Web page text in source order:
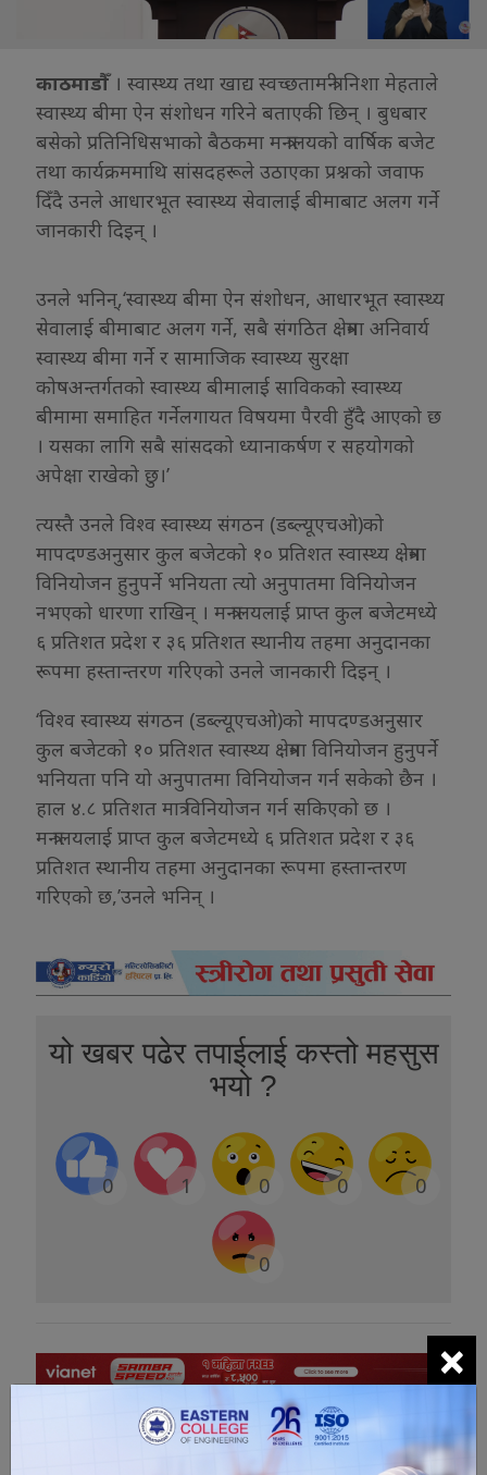
काठमाडौँ । स्वास्थ्य तथा खाद्य स्वच्छतामन्त्री निशा मेहताले
स्वास्थ्य बीमा ऐन संशोधन गरिने बताएकी छिन् । बुधबार
बसेको प्रतिनिधिसभाको बैठकमा मन्त्रालयको वार्षिक बजेट
तथा कार्यक्रममाथि सांसदहरूले उठाएका प्रश्नको जवाफ
दिँदै उनले आधारभूत स्वास्थ्य सेवालाई बीमाबाट अलग गर्ने
जानकारी दिइन् ।
उनले भनिन्,‘स्वास्थ्य बीमा ऐन संशोधन, आधारभूत स्वास्थ्य
सेवालाई बीमाबाट अलग गर्ने, सबै संगठित क्षेत्रमा अनिवार्य
स्वास्थ्य बीमा गर्ने र सामाजिक स्वास्थ्य सुरक्षा
कोषअन्तर्गतको स्वास्थ्य बीमालाई साविकको स्वास्थ्य
बीमामा समाहित गर्नेलगायत विषयमा पैरवी हुँदै आएको छ
। यसका लागि सबै सांसदको ध्यानाकर्षण र सहयोगको
अपेक्षा राखेको छु।’
त्यस्तै उनले विश्व स्वास्थ्य संगठन (डब्ल्यूएचओ)को
मापदण्डअनुसार कुल बजेटको १० प्रतिशत स्वास्थ्य क्षेत्रमा
विनियोजन हुनुपर्ने भनियता त्यो अनुपातमा विनियोजन
नभएको धारणा राखिन् । मन्त्रालयलाई प्राप्त कुल बजेटमध्ये
६ प्रतिशत प्रदेश र ३६ प्रतिशत स्थानीय तहमा अनुदानका
रूपमा हस्तान्तरण गरिएको उनले जानकारी दिइन् ।
‘विश्व स्वास्थ्य संगठन (डब्ल्यूएचओ)को मापदण्डअनुसार
कुल बजेटको १० प्रतिशत स्वास्थ्य क्षेत्रमा विनियोजन हुनुपर्ने
भनियता पनि यो अनुपातमा विनियोजन गर्न सकेको छैन ।
हाल ४.८ प्रतिशत मात्र विनियोजन गर्न सकिएको छ ।
मन्त्रालयलाई प्राप्त कुल बजेटमध्ये ६ प्रतिशत प्रदेश र ३६
प्रतिशत स्थानीय तहमा अनुदानका रूपमा हस्तान्तरण
गरिएको छ,’उनले भनिन् ।
यो खबर पढेर तपाईलाई कस्तो महसुस
भयो ?
0 1 0 0 0
0
×